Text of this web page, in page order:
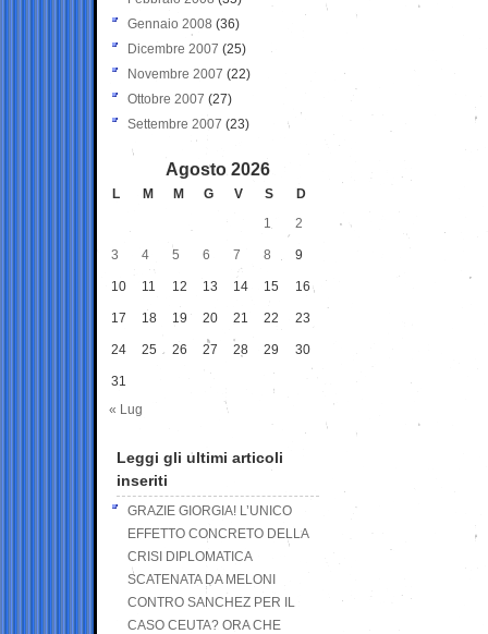
Gennaio 2008 (36)
Dicembre 2007 (25)
Novembre 2007 (22)
Ottobre 2007 (27)
Settembre 2007 (23)
Agosto 2026
L M M G V S
D
1
2
3 4 5 6 7 8 9
10 11 12 13 14 15 16
17 18 19 20 21 22 23
24 25 26 27 28 29 30
31
« Lug
Leggi gli ultimi articoli
inseriti
GRAZIE GIORGIA! L’UNICO
EFFETTO CONCRETO DELLA
CRISI DIPLOMATICA
SCATENATA DA MELONI
CONTRO SANCHEZ PER IL
CASO CEUTA? ORA CHE